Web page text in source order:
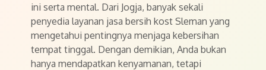
ini serta mental. Dari Jogja, banyak sekali
penyedia layanan jasa bersih kost Sleman yang
mengetahui pentingnya menjaga kebersihan
tempat tinggal. Dengan demikian, Anda bukan
hanya mendapatkan kenyamanan, tetapi